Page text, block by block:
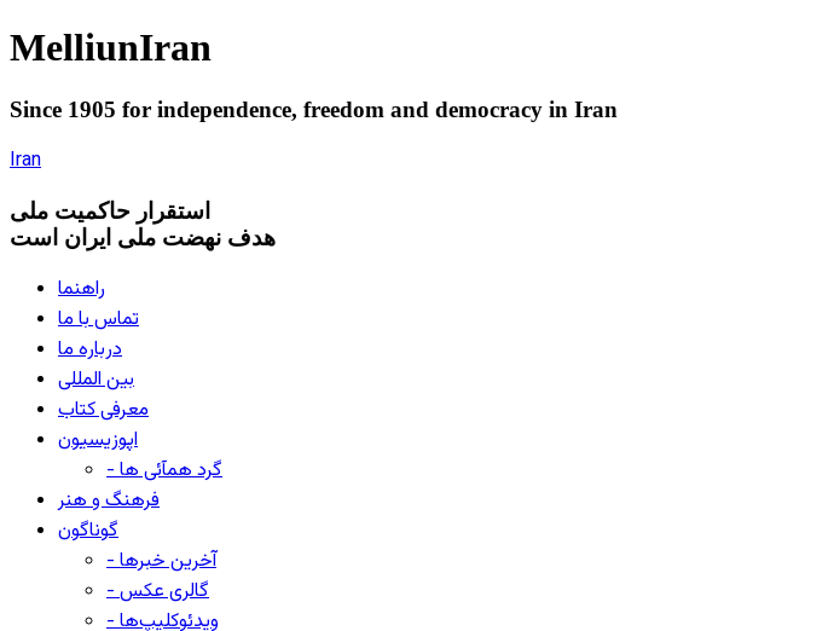
MelliunIran
Since 1905 for independence, freedom and democracy in Iran
Iran
استقرار حاکميت ملی
هدف نهضت ملی ایران است
راهنما
تماس با ما
درباره ما
بین المللی
معرفی کتاب
اپوزیسیون
- گرد همآئی ها
فرهنگ و هنر
گوناگون
- آخرین خبرها
- گالری عکس
- ویدئوکلیپ‌ها